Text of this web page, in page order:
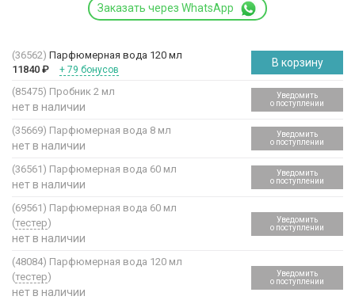
Заказать через WhatsApp
(36562) Парфюмерная вода 120 мл
11840 ₽ + 79 бонусов
В корзину
(85475) Пробник 2 мл
нет в наличии
Уведомить
о поступлении
(35669) Парфюмерная вода 8 мл
нет в наличии
Уведомить
о поступлении
(36561) Парфюмерная вода 60 мл
нет в наличии
Уведомить
о поступлении
(69561) Парфюмерная вода 60 мл
(тестер)
нет в наличии
Уведомить
о поступлении
(48084) Парфюмерная вода 120 мл
(тестер)
нет в наличии
Уведомить
о поступлении